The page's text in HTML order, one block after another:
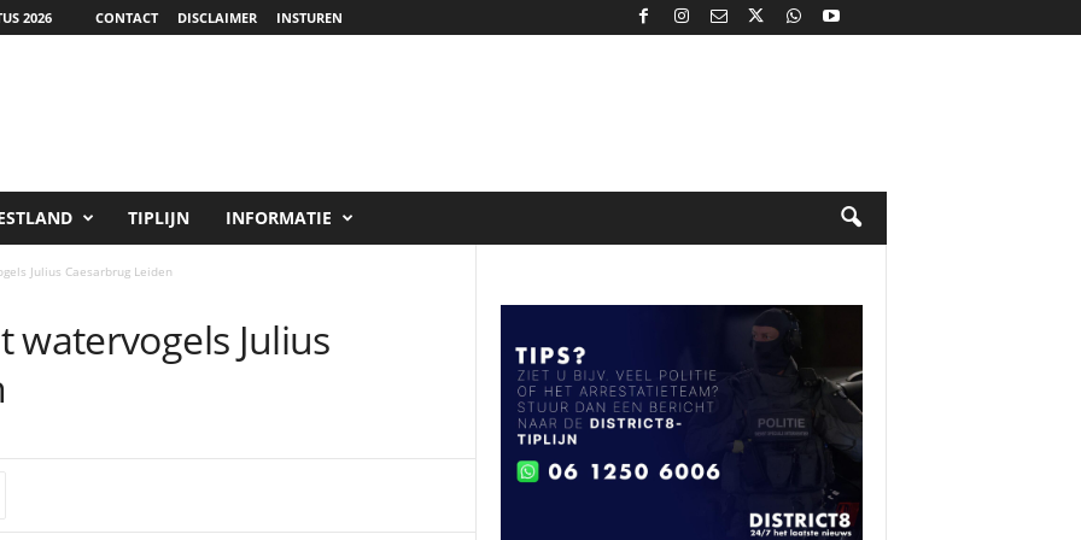
2026 CONTACT DISCLAIMER INSTUREN
TIPLIJN INFORMATIE
Julius Caesarbrug Leiden
Julius